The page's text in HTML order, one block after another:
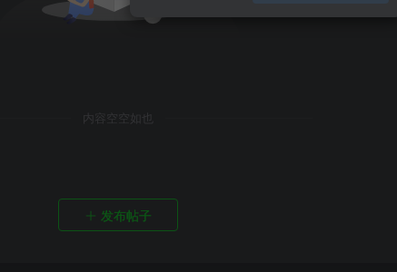
内容空空如也
发布帖子